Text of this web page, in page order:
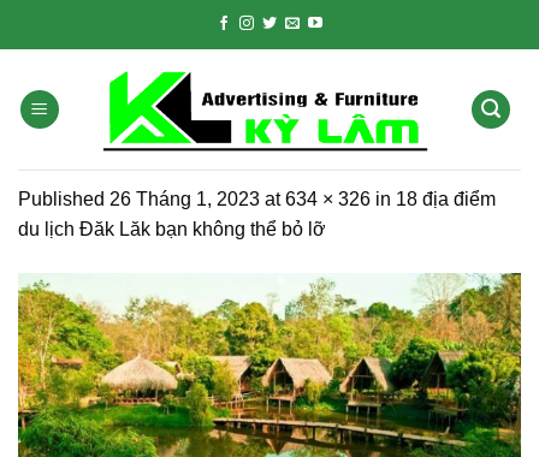
Published 26 Tháng 1, 2023 at634 × 326 in 18 địa điểm
du lịch Đăk Lăk bạn không thể bỏ lỡ